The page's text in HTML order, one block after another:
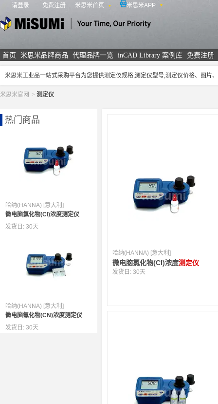
请登录 免费注册 米思米首页 米思米APP
首页 米思米品牌商品 代理品牌一览 inCAD Library 案例库 免费注册
米思米工业品一站式采购平台为您提供测定仪规格,测定仪型号,测定仪价格、图
米思米官网 > 测定仪
热门商品
哈纳(HANNA) [意大利]
微电脑氯化物(Cl)浓度测定仪
发货日: 30天
哈纳(HANNA) [意大利]
微电脑氰化物(CN)浓度测定仪
发货日: 30天
哈纳(HANNA) [意大利]
微电脑氯化物(Cl)浓度测定仪
发货日:30天